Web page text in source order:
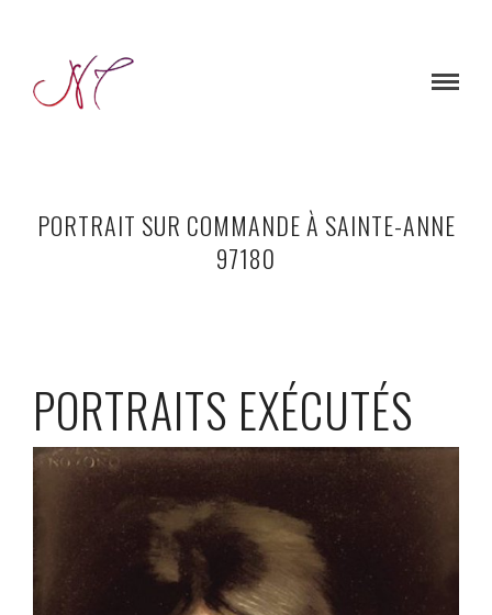
PORTRAIT SUR COMMANDE À SAINTE-ANNE
97180
PORTRAITS EXÉCUTÉS